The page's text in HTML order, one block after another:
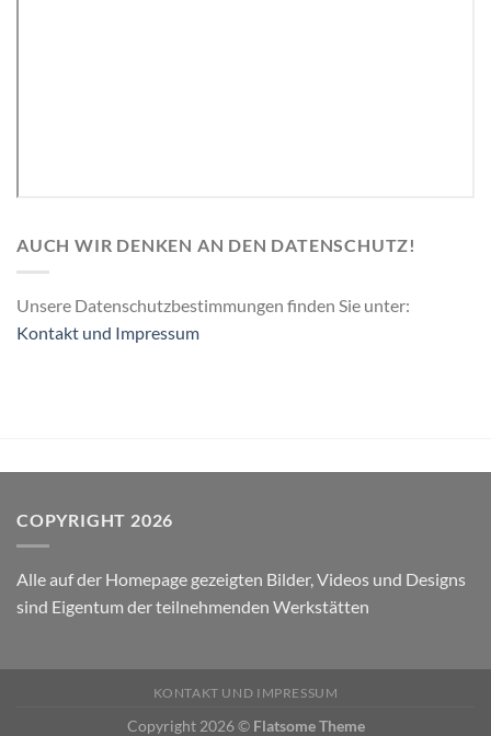
AUCH WIR DENKEN AN DEN DATENSCHUTZ!
Unsere Datenschutzbestimmungen finden Sie unter:
Kontakt und Impressum
COPYRIGHT 2026
Alle auf der Homepage gezeigten Bilder, Videos und Designs
sind Eigentum der teilnehmenden Werkstätten
KONTAKT UND IMPRESSUM
Copyright 2026 © Flatsome Theme